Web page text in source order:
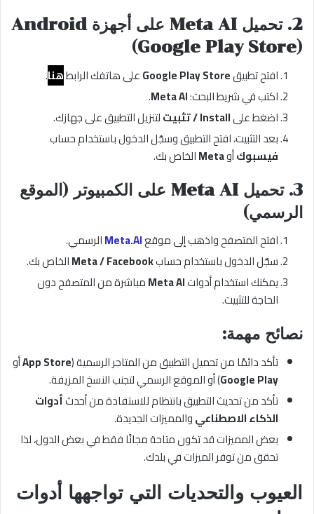
2.
تحميل Meta AI على أجهزة Android
(Google Play Store)
افتح تطبيقGoogle Play Storeعلى هاتفك الرابطهنا.
اكتب في شريط البحث:Meta AI
.
اضغط علىInstall / تثبيت
لتنزيل التطبيق على جهازك.
بعد التثبيت، افتح التطبيق وسجّل الدخول باستخدام حساب
فيسبوكأوMetaالخاص بك.
3.
تحميل Meta AI على الكمبيوتر (الموقع
الرسمي)
افتح المتصفح واذهب إلى موقعMeta.AIالرسمي.
سجّل الدخول باستخدام حسابMeta / Facebookالخاص بك.
يمكنك استخدام أدواتMeta AIمباشرة من المتصفح دون
الحاجة للتثبيت.
نصائح مهمة:
تأكد دائمًا من تحميل التطبيق من المتاجر الرسمية (App Storeأو
Google Play) أو الموقع الرسمي لتجنب النسخ المزيفة.
تأكد من تحديث التطبيق بانتظام للاستفادة من أحدثأدوات
الذكاء الاصطناعيوالمميزات الجديدة.
بعض المميزات قد تكون متاحة مجانًا فقط في بعض الدول، لذا
تحقق من توفر الميزات في بلدك.
العيوب والتحديات التي تواجهها أدوات